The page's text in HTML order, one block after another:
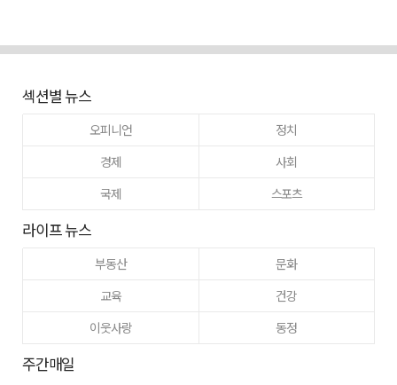
섹션별 뉴스
오피니언
정치
경제
사회
국제
스포츠
라이프 뉴스
부동산
문화
교육
건강
이웃사랑
동정
주간매일